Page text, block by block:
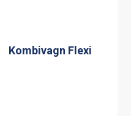
Kombivagn Flexi